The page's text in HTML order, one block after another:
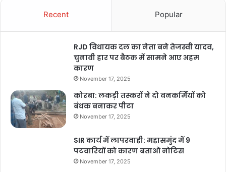
Recent Popular
RJD विधायक दल का नेता बने तेजस्वी यादव,
चुनावी हार पर बैठक में सामने आए अहम
कारण
November 17, 2025
कोरबा: लकड़ी तस्करों ने दो वनकर्मियों को
बंधक बनाकर पीटा
November 17, 2025
SIR कार्य में लापरवाही: महासमुंद में 9
पटवारियों को कारण बताओ नोटिस
November 17, 2025